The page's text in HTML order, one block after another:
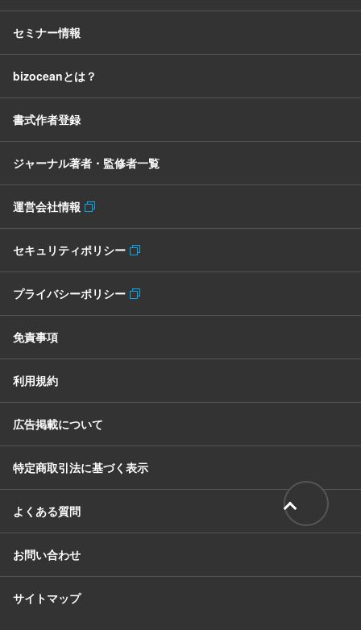
セミナー情報
bizoceanとは？
書式作者登録
ジャーナル著者・監修者一覧
運営会社情報
セキュリティポリシー
プライバシーポリシー
免責事項
利用規約
広告掲載について
特定商取引法に基づく表示
よくある質問
お問い合わせ
サイトマップ